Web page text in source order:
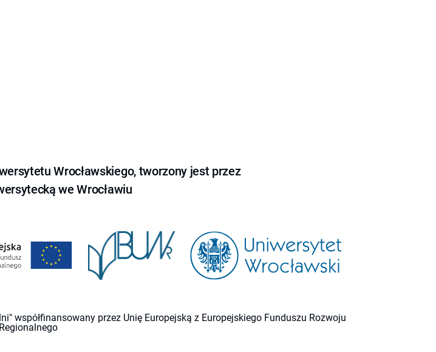
Wrocławskiego, tworzony jest przez
we Wrocławiu
współfinansowany przez Unię Europejską z Europejskiego Funduszu Rozwoju
Regionalnego